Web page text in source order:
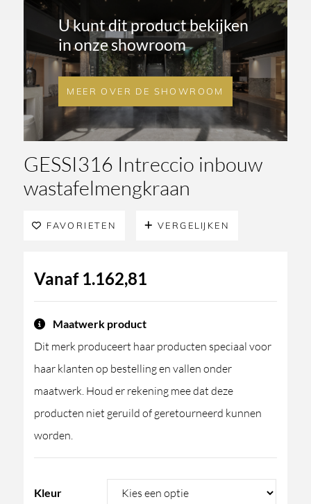
U kunt dit product bekijken
in onze showroom
MEER OVER DE SHOWROOM
GESSI316 Intreccio inbouw
wastafelmengkraan
FAVORIETEN VERGELIJKEN
Vanaf 1.162,81
Maatwerk product
Dit merk produceert haar producten speciaal voor
haar klanten op bestelling en vallen onder
maatwerk. Houd er rekening mee dat deze
producten niet geruild of geretourneerd kunnen
worden.
Kleur